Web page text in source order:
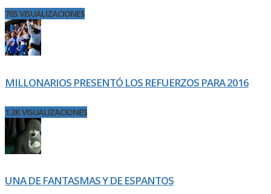
765 VISUALIZACIONES
MILLONARIOS PRESENTÓ LOS REFUERZOS PARA 2016
1.3K VISUALIZACIONES
UNA DE FANTASMAS Y DE ESPANTOS